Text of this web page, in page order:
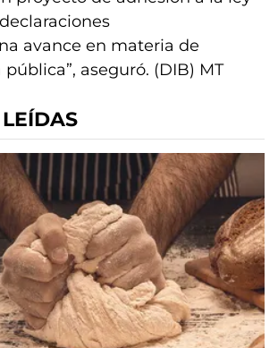
avance en materia de
aseguró. (DIB) MT